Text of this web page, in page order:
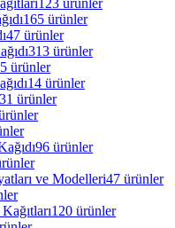
165 ürünler
47 ürünler
313 ürünler
ürünler
14 ürünler
31 ürünler
96 ürünler
ve Modelleri47 ürünler
120 ürünler